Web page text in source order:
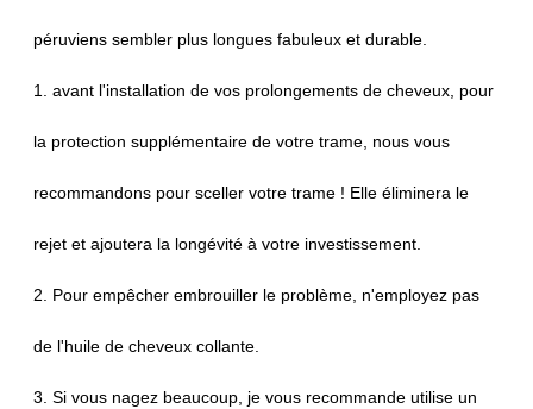
péruviens sembler plus longues fabuleux et durable.
1. avant l'installation de vos prolongements de cheveux, pour
la protection supplémentaire de votre trame, nous vous
recommandons pour sceller votre trame ! Elle éliminera le
rejet et ajoutera la longévité à votre investissement.
2. Pour empêcher embrouiller le problème, n'employez pas
de l'huile de cheveux collante.
3. Si vous nagez beaucoup, je vous recommande utilise un